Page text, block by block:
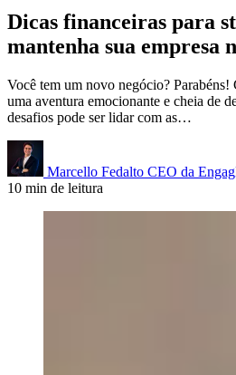
Dicas financeiras para
mantenha sua empresa
Você tem um novo negócio? Parabéns!
uma aventura emocionante e cheia de
desafios pode ser lidar com as…
Marcello Fedalto CEO da
10 min de leitura